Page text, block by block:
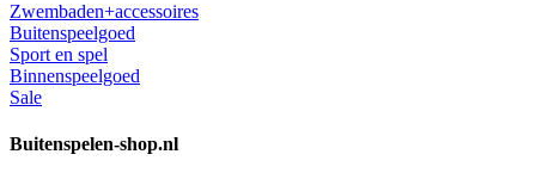
Zwembaden+accessoires
Buitenspeelgoed
Sport en spel
Binnenspeelgoed
Sale
Buitenspelen-shop.nl